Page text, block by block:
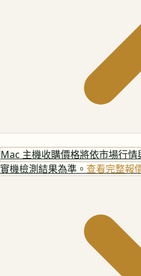
Mac 主機收購價格將依市場行
實機檢測結果為準。 查看完整報